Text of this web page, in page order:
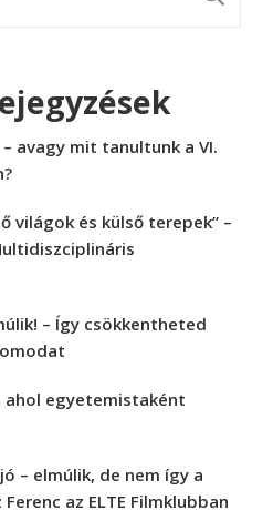
avagy mit tanultunk a VI.
világok és külső terepek” –
– Így csökkentheted
ahol egyetemistaként
– elmúlik, de nem így a
az ELTE Filmklubban